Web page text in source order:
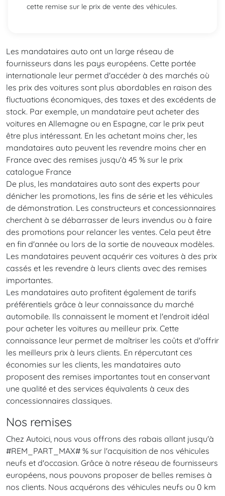
cette remise sur le prix de vente des véhicules.
Les mandataires auto ont un large réseau de
fournisseurs dans les pays européens. Cette portée
internationale leur permet d'accéder à des marchés où
les prix des voitures sont plus abordables en raison des
fluctuations économiques, des taxes et des excédents de
stock. Par exemple, un mandataire peut acheter des
voitures en Allemagne ou en Espagne, car le prix peut
être plus intéressant. En les achetant moins cher, les
mandataires auto peuvent les revendre moins cher en
France avec des remises jusqu'à 45 % sur le prix
catalogue France
De plus, les mandataires auto sont des experts pour
dénicher les promotions, les fins de série et les véhicules
de démonstration. Les constructeurs et concessionnaires
cherchent à se débarrasser de leurs invendus ou à faire
des promotions pour relancer les ventes. Cela peut être
en fin d'année ou lors de la sortie de nouveaux modèles.
Les mandataires peuvent acquérir ces voitures à des prix
cassés et les revendre à leurs clients avec des remises
importantes.
Les mandataires auto profitent également de tarifs
préférentiels grâce à leur connaissance du marché
automobile. Ils connaissent le moment et l'endroit idéal
pour acheter les voitures au meilleur prix. Cette
connaissance leur permet de maîtriser les coûts et d'offrir
les meilleurs prix à leurs clients. En répercutant ces
économies sur les clients, les mandataires auto
proposent des remises importantes tout en conservant
une qualité et des services équivalents à ceux des
concessionnaires classiques.
Nos remises
Chez Autoici, nous vous offrons des rabais allant jusqu'à
#REM_PART_MAX# % sur l'acquisition de nos véhicules
neufs et d'occasion. Grâce à notre réseau de fournisseurs
européens, nous pouvons proposer de belles remises à
nos clients. Nous acquérons des véhicules neufs ou 0 km